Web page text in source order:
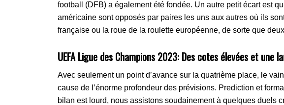
football (DFB) a également été fondée. Un autre petit écart est
américaine sont opposés par paires les uns aux autres où ils
française ou la roue de la roulette européenne, de sorte que
UEFA Ligue des Champions 2023: Des cotes élevées et une
Avec seulement un point d’avance sur la quatrième place, le
cause de l’énorme profondeur des prévisions. Prediction et
bilan est lourd, nous assistons soudainement à quelques duels